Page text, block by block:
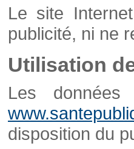
Le site
publicité, ni ne
Utilisation
Les
disposition du